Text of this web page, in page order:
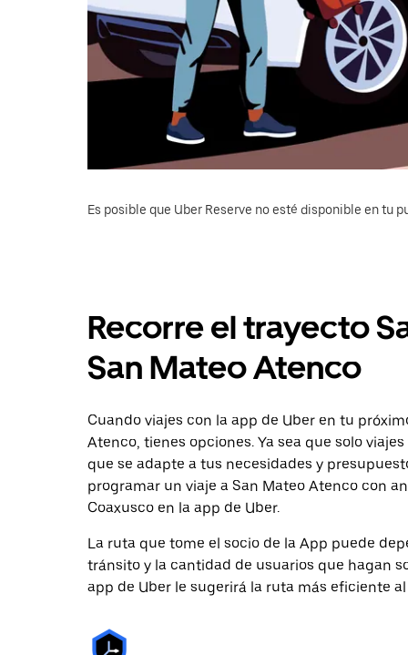
Es posible que Uber Reserve no esté disponible en tu
Recorre el trayecto
San Mateo Atenco
Cuando viajes con la app de Uber en tu
Atenco, tienes opciones. Ya sea que solo
que se adapte a tus necesidades y
programar un viaje a San Mateo Atenco con
Coaxusco en la app de Uber.
La ruta que tome el socio de la App puede
tránsito y la cantidad de usuarios que hagan
app de Uber le sugerirá la ruta más eficiente